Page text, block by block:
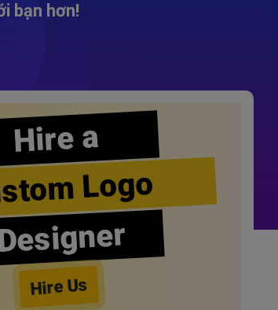
bạn hơn!
Hire a
Logo
Hire Us